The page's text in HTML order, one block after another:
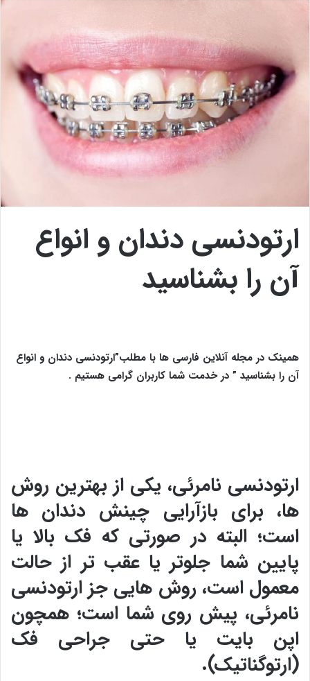
ارتودنسی دندان و انواع
آن را بشناسید
همینک در مجله آنلاین فارسی ها با مطلب”ارتودنسی دندان و انواع
آن را بشناسید ” در خدمت شما کاربران گرامی هستیم .
ارتودنسی نامرئی، یکی از بهترین روش
ها، برای بازآرایی چینش دندان ها
است؛ البته در صورتی که فک بالا یا
پایین شما جلوتر یا عقب تر از حالت
معمول است، روش هایی جز ارتودنسی
نامرئی، پیش روی شما است؛ همچون
اپن بایت یا حتی جراحی فک
(ارتوگناتیک).